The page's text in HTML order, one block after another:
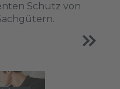
Schutz von